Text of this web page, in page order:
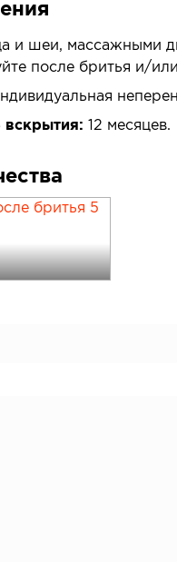
и шеи, массажными
после бритья и/
вскрытия: 12 месяцев.